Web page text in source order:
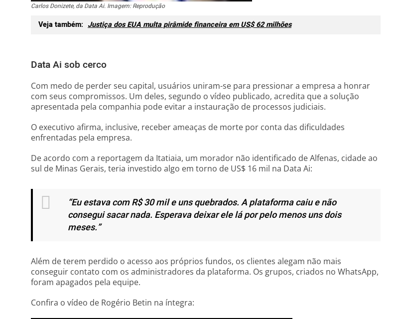
Carlos Donizete, da Data Ai. Imagem: Reprodução
Veja também: Justiça dos EUA multa pirâmide financeira em US$ 62 milhões
Data Ai sob cerco
Com medo de perder seu capital, usuários uniram-se para pressionar a empresa a honrar
com seus compromissos. Um deles, segundo o vídeo publicado, acredita que a solução
apresentada pela companhia pode evitar a instauração de processos judiciais.
O executivo afirma, inclusive, receber ameaças de morte por conta das dificuldades
enfrentadas pela empresa.
De acordo com a reportagem da Itatiaia, um morador não identificado de Alfenas, cidade ao
sul de Minas Gerais, teria investido algo em torno de US$ 16 mil na Data Ai:
“Eu estava com R$ 30 mil e uns quebrados. A plataforma caiu e não
consegui sacar nada. Esperava deixar ele lá por pelo menos uns dois
meses.”
Além de terem perdido o acesso aos próprios fundos, os clientes alegam não mais
conseguir contato com os administradores da plataforma. Os grupos, criados no WhatsApp,
foram apagados pela equipe.
Confira o vídeo de Rogério Betin na íntegra: